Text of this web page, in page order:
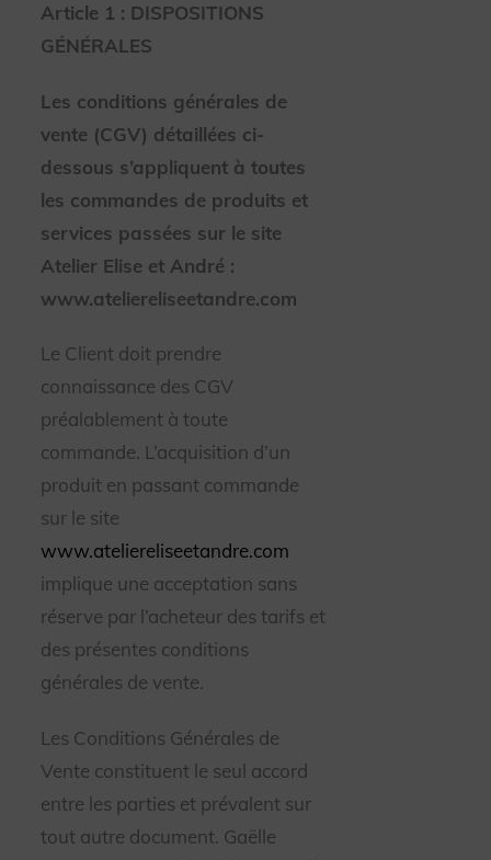
Article 1 : DISPOSITIONS
GÉNÉRALES
Les conditions générales de
vente (CGV) détaillées ci-
dessous s’appliquent à toutes
les commandes de produits et
services passées sur le site
Atelier Elise et André :
www.ateliereliseetandre.com
Le Client doit prendre
connaissance des CGV
préalablement à toute
commande. L’acquisition d’un
produit en passant commande
sur le site
www.ateliereliseetandre.com
implique une acceptation sans
réserve par l’acheteur des tarifs et
des présentes conditions
générales de vente.
Les Conditions Générales de
Vente constituent le seul accord
entre les parties et prévalent sur
tout autre document. Gaëlle